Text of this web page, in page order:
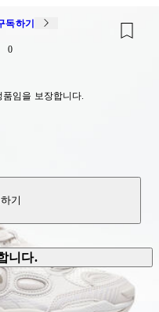
독하기
0
임을 보장합니다.
기
니다.